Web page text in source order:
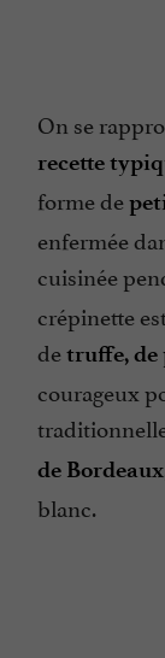
On se
recette
forme de
enfermée
cuisinée
crépinette
detruffe, de
courageux
de Bordeaux
blanc.